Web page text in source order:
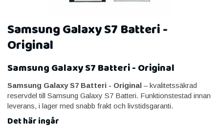
Samsung Galaxy S7 Batteri -
Original
Samsung Galaxy S7 Batteri - Original
Samsung Galaxy S7 Batteri - Original – kvalitetssäkrad
reservdel till Samsung Galaxy S7 Batteri. Funktionstestad innan
leverans, i lager med snabb frakt och livstidsgaranti.
Det här ingår